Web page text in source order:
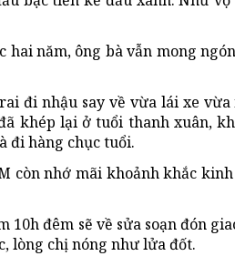
năm, ông bà vẫn mong
đi nhậu say về vừa lái xe
khép lại ở tuổi thanh xuân,
đi hàng chục tuổi.
còn nhớ mãi khoảnh khắc
đêm sẽ về sửa soạn đón
lòng chị nóng như lửa đốt.